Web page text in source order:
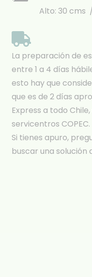
Alto: 30 cms
La preparación de
entre 1 a 4 días
esto hay que
que es de 2 días
Express a todo
servicentros COPEC.
Si tienes apuro,
buscar una solución